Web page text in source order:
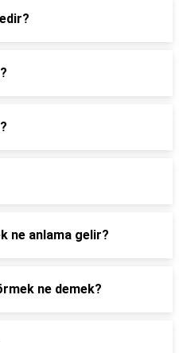
ne anlama gelir?
ne demek?